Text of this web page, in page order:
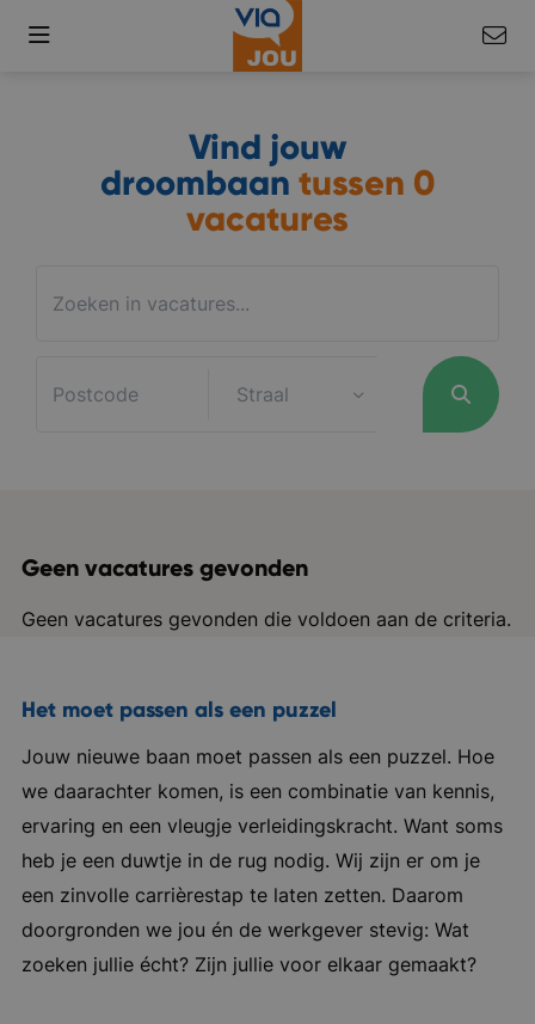
Vind jouw
droombaan tussen 0
vacatures
Geen vacatures gevonden
Geen vacatures gevonden die voldoen aan de criteria.
Het moet passen als een puzzel
Jouw nieuwe baan moet passen als een puzzel. Hoe
we daarachter komen, is een combinatie van kennis,
ervaring en een vleugje verleidingskracht. Want soms
heb je een duwtje in de rug nodig. Wij zijn er om je
een zinvolle carrièrestap te laten zetten. Daarom
doorgronden we jou én de werkgever stevig: Wat
zoeken jullie écht? Zijn jullie voor elkaar gemaakt?